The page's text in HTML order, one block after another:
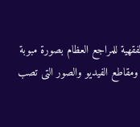
للمراجع العظام بصورة مبوبة
ومقاطع الفيديو والصور التى تصب